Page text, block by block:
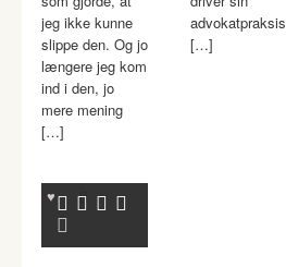
jeg ikke kunne
slippe den. Og jo
længere jeg kom
ind i den, jo
mere mening
[…]
advokatpraksis
[…]